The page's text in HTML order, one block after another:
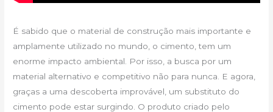
É sabido que o material de construção mais importante e
amplamente utilizado no mundo, o cimento, tem um
enorme impacto ambiental. Por isso, a busca por um
material alternativo e competitivo não para nunca. E agora,
graças a uma descoberta improvável, um substituto do
cimento pode estar surgindo. O produto criado pelo